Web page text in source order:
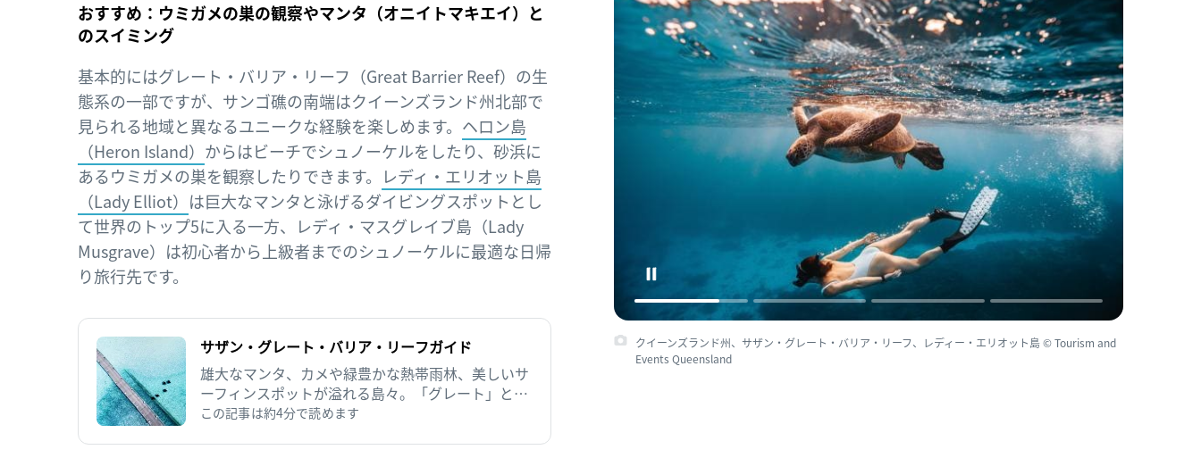
クイーンズランド州、サザン・グレート・バリア・リーフ、レディー・エリオット島 © Tourism and
Events Queensland
おすすめ：ウミガメの巣の観察やマンタ（オニイトマキエイ）と
のスイミング
基本的にはグレート・バリア・リーフ（Great Barrier Reef）の生
態系の一部ですが、サンゴ礁の南端はクイーンズランド州北部で
見られる地域と異なるユニークな経験を楽しめます。 ヘロン島
（Heron Island） からはビーチでシュノーケルをしたり、砂浜に
あるウミガメの巣を観察したりできます。 レディ・エリオット島
（Lady Elliot） は巨大なマンタと泳げるダイビングスポットとし
て世界のトップ5に入る一方、レディ・マスグレイブ島（Lady
Musgrave）は初心者から上級者までのシュノーケルに最適な日帰
り旅行先です。
サザン・グレート・バリア・リーフガイド
雄大なマンタ、カメや緑豊かな熱帯雨林、美しいサ
ーフィンスポットが溢れる島々。「グレート」と呼
ばれる理由はここにあります。
この記事は約4分で読めます